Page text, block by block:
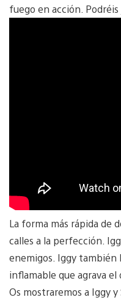
fuego en acción.
La forma más rápida de
calles a la perfección.
enemigos. Iggy también
inflamable que agrava el
Os mostraremos a Iggy